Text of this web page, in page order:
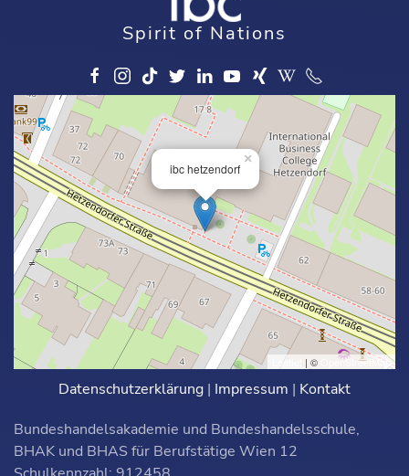
Spirit of Nations
ibc hetzendorf
×
Leaflet | © OpenStreetMap
Datenschutzerklärung | Impressum | Kontakt
Bundeshandelsakademie und Bundeshandelsschule,
BHAK und BHAS für Berufstätige Wien 12